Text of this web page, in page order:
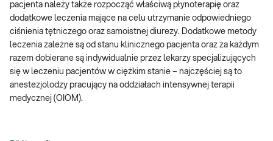
pacjenta należy także rozpocząć właściwą płynoterapię oraz
dodatkowe leczenia mające na celu utrzymanie odpowiedniego
ciśnienia tętniczego oraz samoistnej diurezy. Dodatkowe metody
leczenia zależne są od stanu klinicznego pacjenta oraz za każdym
razem dobierane są indywidualnie przez lekarzy specjalizujących
się w leczeniu pacjentów w ciężkim stanie – najczęściej są to
anestezjolodzy pracujący na oddziałach intensywnej terapii
medycznej (OIOM).